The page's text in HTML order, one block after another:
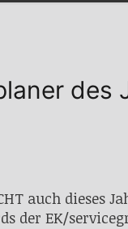
des
auch dieses
der EK/